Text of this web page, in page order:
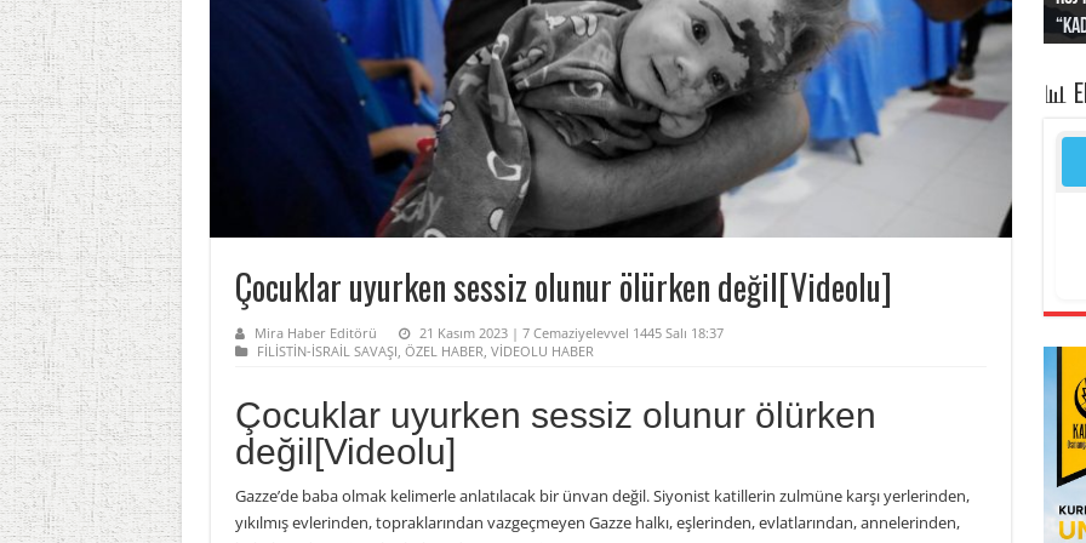
Çocuklar uyurken sessiz olunur ölürken değil[Videolu]
Mira Haber Editörü
21 Kasım 2023 | 7 Cemaziyelevvel 1445 Salı 18:37
FİLİSTİN-İSRAİL SAVAŞI, ÖZEL HABER, VİDEOLU HABER
Çocuklar uyurken sessiz olunur ölürken
değil[Videolu]
Gazze’de baba olmak kelimerle anlatılacak bir ünvan değil. Siyonist katillerin zulmüne karşı yerlerinden,
yıkılmış evlerinden, topraklarından vazgeçmeyen Gazze halkı, eşlerinden, evlatlarından, annelerinden,
📊